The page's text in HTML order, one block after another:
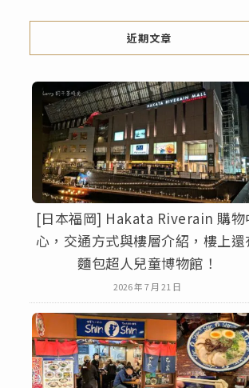
近期文章
[日本福岡] Hakata Riverain 購物
心，交通方式與樓層介紹，樓上還
麵包超人兒童博物館！
2026 年 7 月 21 日